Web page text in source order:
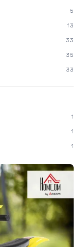
5
13
33
35
33
1
1
1